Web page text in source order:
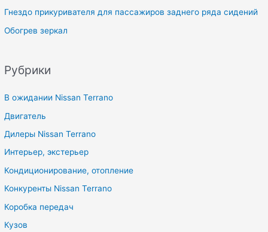
Гнездо прикуривателя для пассажиров заднего ряда сидений
Обогрев зеркал
Рубрики
В ожидании Nissan Terrano
Двигатель
Дилеры Nissan Terrano
Интерьер, экстерьер
Кондиционирование, отопление
Конкуренты Nissan Terrano
Коробка передач
Кузов